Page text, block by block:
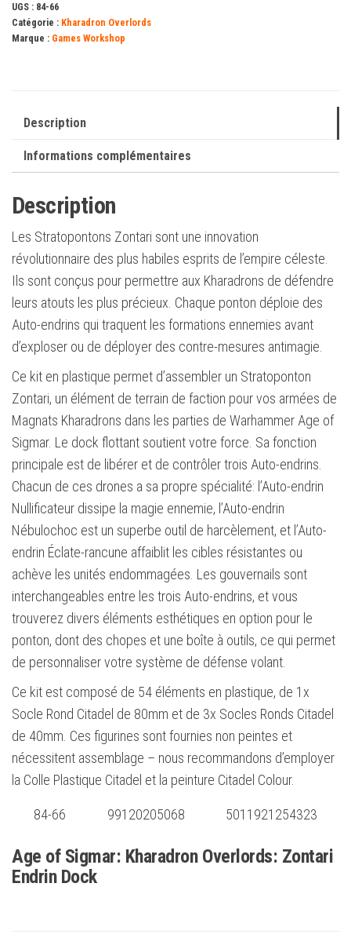
UGS : 84-66
Catégorie : Kharadron Overlords
Marque : Games Workshop
Description
Informations complémentaires
Description
Les Stratopontons Zontari sont une innovation
révolutionnaire des plus habiles esprits de l’empire céleste.
Ils sont conçus pour permettre aux Kharadrons de défendre
leurs atouts les plus précieux. Chaque ponton déploie des
Auto-endrins qui traquent les formations ennemies avant
d’exploser ou de déployer des contre-mesures antimagie.
Ce kit en plastique permet d’assembler un Stratoponton
Zontari, un élément de terrain de faction pour vos armées de
Magnats Kharadrons dans les parties de Warhammer Age of
Sigmar. Le dock flottant soutient votre force. Sa fonction
principale est de libérer et de contrôler trois Auto-endrins.
Chacun de ces drones a sa propre spécialité: l’Auto-endrin
Nullificateur dissipe la magie ennemie, l’Auto-endrin
Nébulochoc est un superbe outil de harcèlement, et l’Auto-
endrin Éclate-rancune affaiblit les cibles résistantes ou
achève les unités endommagées. Les gouvernails sont
interchangeables entre les trois Auto-endrins, et vous
trouverez divers éléments esthétiques en option pour le
ponton, dont des chopes et une boîte à outils, ce qui permet
de personnaliser votre système de défense volant.
Ce kit est composé de 54 éléments en plastique, de 1x
Socle Rond Citadel de 80mm et de 3x Socles Ronds Citadel
de 40mm. Ces figurines sont fournies non peintes et
nécessitent assemblage – nous recommandons d’employer
la Colle Plastique Citadel et la peinture Citadel Colour.
84-66 99120205068 5011921254323
Age of Sigmar: Kharadron Overlords: Zontari
Endrin Dock